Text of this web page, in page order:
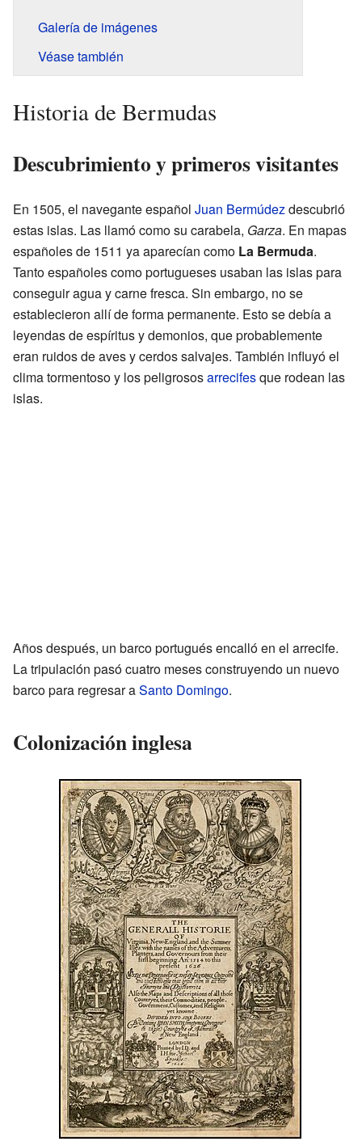
Galería de imágenes
Véase también
Historia de Bermudas
Descubrimiento y primeros visitantes
En 1505, el navegante español Juan Bermúdezdescubrió
estas islas. Las llamó como su carabela, Garza. En mapas
españoles de 1511 ya aparecían como La Bermuda.
Tanto españoles como portugueses usaban las islas para
conseguir agua y carne fresca. Sin embargo, no se
establecieron allí de forma permanente. Esto se debía a
leyendas de espíritus y demonios, que probablemente
eran ruidos de aves y cerdos salvajes. También influyó el
clima tormentoso y los peligrososarrecifesque rodean las
islas.
Años después, un barco portugués encalló en el arrecife.
La tripulación pasó cuatro meses construyendo un nuevo
barco para regresar aSanto Domingo.
Colonización inglesa